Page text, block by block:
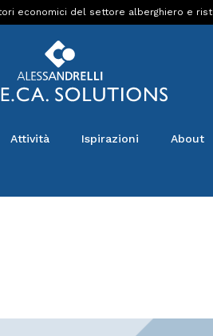
economici del settore alberghiero e
Attività Ispirazioni About